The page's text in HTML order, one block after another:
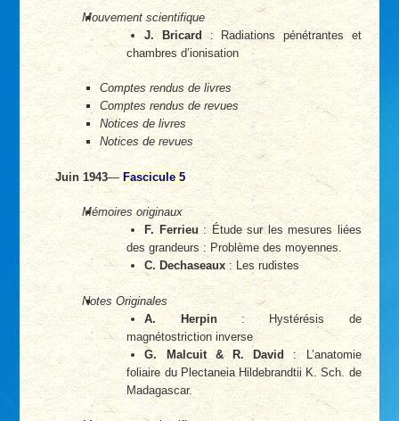
Mouvement scientifique
J. Bricard : Radiations pénétrantes et
chambres d’ionisation
Comptes rendus de livres
Comptes rendus de revues
Notices de livres
Notices de revues
Juin 1943—Fascicule 5
Mémoires originaux
F. Ferrieu: Étude sur les mesures liées
des grandeurs : Problème des moyennes.
C. Dechaseaux: Les rudistes
Notes Originales
A. Herpin: Hystérésis de
magnétostriction inverse
G. Malcuit & R. David : L’anatomie
foliaire du Plectaneia Hildebrandtii K. Sch. de
Madagascar.